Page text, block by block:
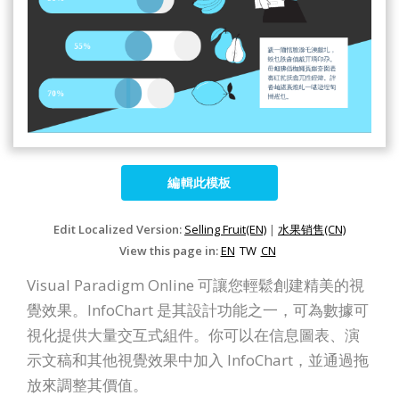
編輯此模板
Edit Localized Version: Selling Fruit(EN) | 水果销售(CN)
View this page in:EN TW CN
Visual Paradigm Online 可讓您輕鬆創建精美的視
覺效果。InfoChart 是其設計功能之一，可為數據可
視化提供大量交互式組件。你可以在信息圖表、演
示文稿和其他視覺效果中加入 InfoChart，並通過拖
放來調整其價值。